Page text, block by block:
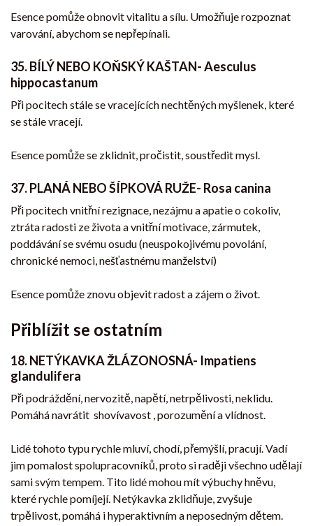
Esence pomůže obnovit vitalitu a sílu. Umožňuje rozpoznat
varování, abychom se nepřepínali.
35.BÍLÝ NEBO KOŇSKÝ KAŠTAN- Aesculus
hippocastanum
Při pocitech stále se vracejících nechtěných myšlenek, které
se stále vracejí.
Esence pomůže se zklidnit, pročistit, soustředit mysl.
37. PLANÁ NEBO ŠÍPKOVÁ RUŽE- Rosa canina
Při pocitech vnitřní rezignace, nezájmu a apatie o cokoliv,
ztráta radosti ze života a vnitřní motivace, zármutek,
poddávání se svému osudu (neuspokojivému povolání,
chronické nemoci, nešťastnému manželství)
Esence pomůže znovu objevit radost a zájem o život.
Přiblížit se ostatním
18. NETÝKAVKA ŽLÁZONOSNÁ- Impatiens
glandulifera
Při podráždění, nervozitě, napětí, netrpělivosti, neklidu.
Pomáhá navrátit shovívavost , porozumění a vlídnost.
Lidé tohoto typu rychle mluví, chodí, přemýšlí, pracují. Vadí
jim pomalost spolupracovníků, proto si raději všechno udělají
sami svým tempem. Tito lidé mohou mít výbuchy hněvu,
které rychle pomíjejí. Netýkavka zklidňuje, zvyšuje
trpělivost, pomáhá i hyperaktivním a neposedným dětem.